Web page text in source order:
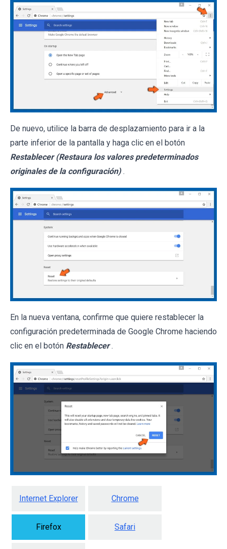
De nuevo, utilice la barra de desplazamiento para ir a la
parte inferior de la pantalla y haga clic en el botón
Restablecer (Restaura los valores predeterminados
originales de la configuración) .
En la nueva ventana, confirme que quiere restablecer la
configuración predeterminada de Google Chrome haciendo
clic en el botón Restablecer .
Internet Explorer Chrome
Firefox Safari